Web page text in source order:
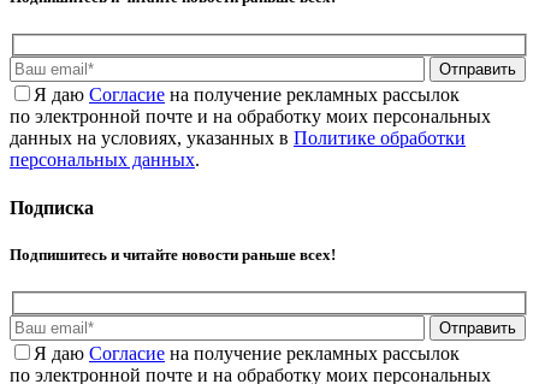
Отправить
Я даю Cогласие на получение рекламных рассылок
по электронной почте и на обработку моих персональных
данных на условиях, указанных в Политике обработки
персональных данных.
Подписка
Подпишитесь и читайте новости раньше всех!
Отправить
Я даю Cогласие на получение рекламных рассылок
по электронной почте и на обработку моих персональных